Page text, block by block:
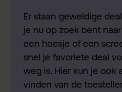
Er staan geweldige
je nu op zoek bent
een hoesje of een
snel je favoriete deal
weg is. Hier kun je ook
vinden van de